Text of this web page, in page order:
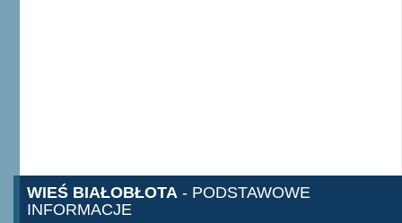
WIEŚ BIAŁOBŁOTA - PODSTAWOWE
INFORMACJE